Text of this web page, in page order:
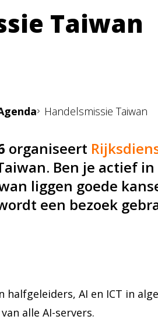
Taiwan
Handelsmissie Taiwan
organiseert
Ben je actief
liggen goede
een bezoek
halfgeleiders, AI en ICT in
alle AI-servers.